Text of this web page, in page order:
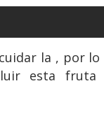
la , por
esta